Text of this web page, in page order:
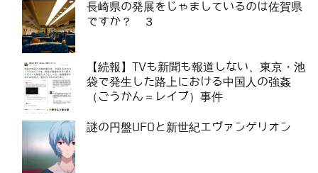
長崎県の発展をじゃましているのは佐賀県
ですか？ ３
【続報】TVも新聞も報道しない、東京・池
袋で発生した路上における中国人の強姦
（ごうかん＝レイプ）事件
謎の円盤UFOと新世紀エヴァンゲリオン